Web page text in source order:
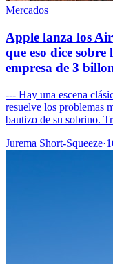
Mercados
Apple lanza los
que eso dice
empresa de 3
--- Hay una escena
resuelve los problemas
bautizo de su sobrino.
Jurema Short-Squeeze·